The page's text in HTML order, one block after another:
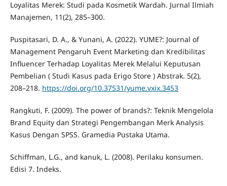
Loyalitas Merek: Studi pada Kosmetik Wardah. Jurnal Ilmiah
Manajemen, 11(2), 285–300.
Puspitasari, D. A., & Yunani, A. (2022). YUME?: Journal of
Management Pengaruh Event Marketing dan Kredibilitas
Influencer Terhadap Loyalitas Merek Melalui Keputusan
Pembelian ( Studi Kasus pada Erigo Store ) Abstrak. 5(2),
208–218. https://doi.org/10.37531/yume.vxix.3453
Rangkuti, F. (2009). The power of brands?: Teknik Mengelola
Brand Equity dan Strategi Pengembangan Merk Analysis
Kasus Dengan SPSS. Gramedia Pustaka Utama.
Schiffman, L.G., and kanuk, L. (2008). Perilaku konsumen.
Edisi 7. Indeks.